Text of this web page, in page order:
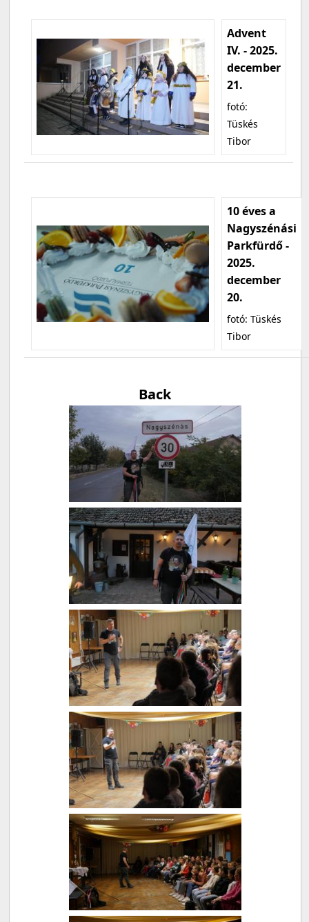
Advent
IV. - 2025.
december
21.
fotó:
Tüskés
Tibor
10 éves a
Nagyszénási
Parkfürdő -
2025.
december
20.
fotó: Tüskés
Tibor
Back